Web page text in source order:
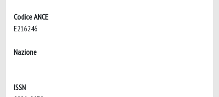
Codice ANCE
Nazione
ISSN